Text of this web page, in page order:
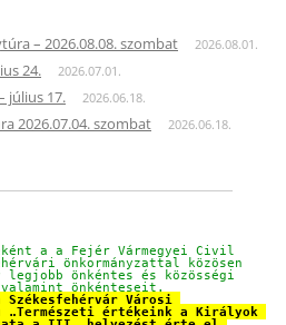
– 2026.08.08. szombat 2026.08.01.
24. 2026.07.01.
július 17. 2026.06.18.
2026.07.04. szombat 2026.06.18.
a a Fejér Vármegyei Civil
önkormányzattal közösen
legjobb önkéntes és közösségi
önkénteseit.
Székesfehérvár Városi
„Természeti értékeink a Királyok